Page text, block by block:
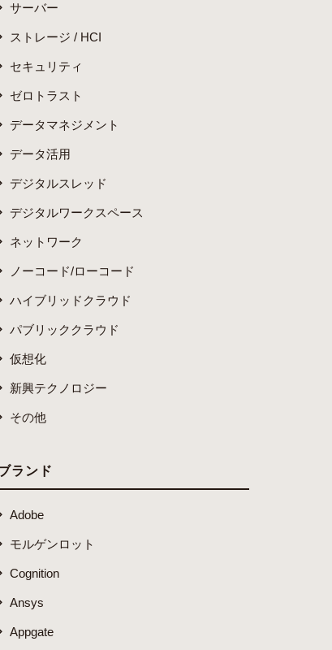
サーバー
ストレージ / HCI
セキュリティ
ゼロトラスト
データマネジメント
データ活用
デジタルスレッド
デジタルワークスペース
ネットワーク
ノーコード/ローコード
ハイブリッドクラウド
パブリッククラウド
仮想化
新興テクノロジー
その他
ランド
Adobe
モルゲンロット
Cognition
Ansys
Appgate